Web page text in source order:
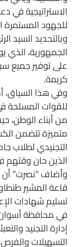
الاستراتيجية في
للجهود المستمرة
وبالتحديد السيد
الجمهورية،
على توفير جميع
كريمة.
وفي هذا السياق،
للقوات المسلحة
من أبناء الوطن،
متميزة تتضمن
التجنيدي لطلاب
الذين حان وقتهم
قاعة المشير
تسليم شهادات
في محافظة
إدارة التجنيد
التسهيلات